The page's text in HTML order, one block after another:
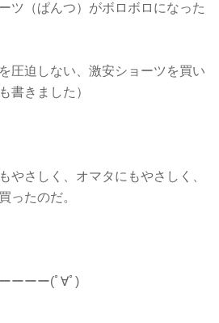
ツ（ぱんつ）がボロボロになった
圧迫しない、激安ショーツを買い
書きました）
やさしく、オマタにもやさしく、
ったのだ。
ーーー(ﾟ∀ﾟ)